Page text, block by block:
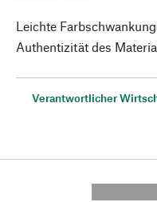
Leichte
Authentizität des
Verantwortlicher